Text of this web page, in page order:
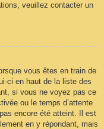
veuillez contacter un
vous êtes en train de
ci en haut de la liste des
si vous ne voyez pas ce
ou le temps d’attente
encore été atteint. Il est
en y répondant, mais